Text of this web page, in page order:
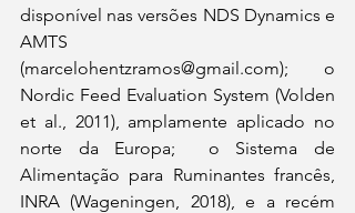
disponível nas versões NDS Dynamics e
AMTS
(marcelohentzramos@gmail.com); o
Nordic Feed Evaluation System (Volden
et al., 2011), amplamente aplicado no
norte da Europa;  o Sistema de
Alimentação para Ruminantes francês,
INRA (Wageningen, 2018), e a recém